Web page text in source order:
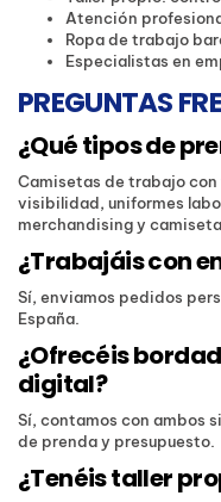
Atención
Ropa de trabajo
Especialistas en
PREGUNTAS
¿Qué tipos de
Camisetas de trabajo
visibilidad, uniformes
merchandising y
¿Trabajáis con
Sí, enviamos pedidos
España.
¿Ofrecéis
digital?
Sí, contamos con ambos
de prenda y presupuesto.
¿Tenéis taller